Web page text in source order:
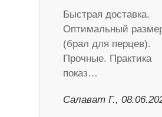
Быстрая доставка.
Оптимальный
(брал для перцев).
Прочные. Практика
показ…
Салават Г.,